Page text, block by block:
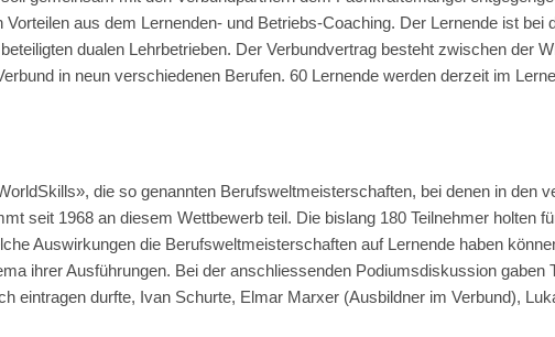
aus dem Lernenden- und Betriebs-Coaching. Der Lernende ist
dualen Lehrbetrieben. Der Verbundvertrag besteht zwischen der
in neun verschiedenen Berufen. 60 Lernende werden derzeit im
die so genannten Berufsweltmeisterschaften, bei denen in den
seit 1968 an diesem Wettbewerb teil. Die bislang 180 Teilnehmer holten
Auswirkungen die Berufsweltmeisterschaften auf Lernende haben
ihrer Ausführungen. Bei der anschliessenden Podiumsdiskussion gaben
eintragen durfte, Ivan Schurte, Elmar Marxer (Ausbildner im Verbund),